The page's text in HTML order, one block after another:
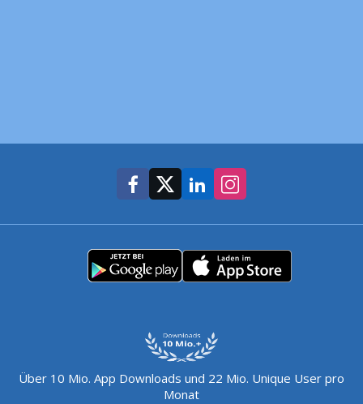
Über 10 Mio. App Downloads und 22 Mio. Unique User pro
Monat